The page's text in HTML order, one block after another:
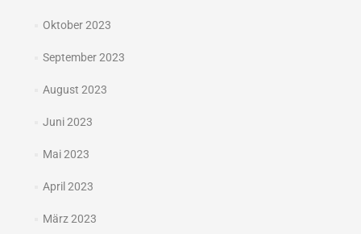
Oktober 2023
September 2023
August 2023
Juni 2023
Mai 2023
April 2023
März 2023